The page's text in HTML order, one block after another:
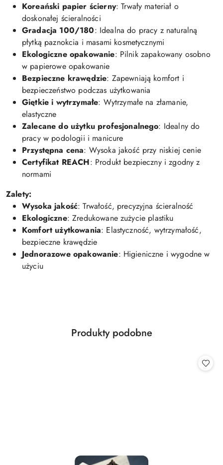
Koreański papier ścierny:Trwały materiał o
doskonałej ścieralności
Gradacja 100/180: Idealnado pracy z naturalną
płytką paznokcia i masami kosmetycznymi
Ekologiczne opakowanie: Pilnik zapakowany osobno
w papierowe opakowanie
Bezpieczne krawędzie: Zapewniają komfort i
bezpieczeństwo podczas użytkowania
Giętkiei wytrzymałe: Wytrzymałe na złamanie,
elastyczne
Zalecanedo użytku profesjonalnego: Idealnydo
pracy w podologii i manicure
Przystępna cena: Wysoka jakość przy niskiejcenie
Certyfikat REACH: Produkt bezpieczny izgodnyz
normami
Zalety:
Wysokajakość:Trwałość, precyzyjna ścieralność
Ekologiczne:Zredukowanezużycie plastiku
Komfort użytkowania: Elastyczność, wytrzymałość,
bezpieczne krawędzie
Jednorazowe opakowanie: Higieniczne iwygodnew
użyciu
Pomiń karuzelę produktów
Produkty
Produkty podobne